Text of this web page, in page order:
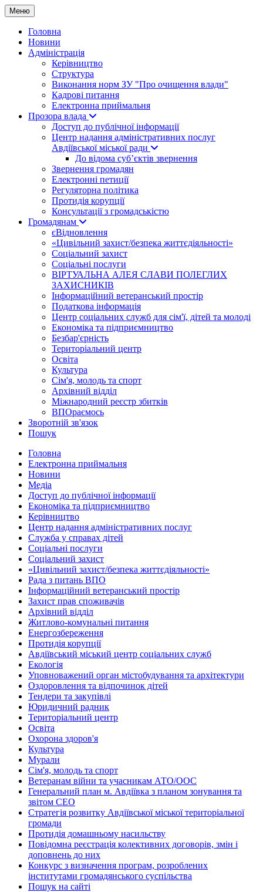
Меню
Головна
Новини
Адміністрація
Керівництво
Структура
Виконання норм ЗУ "Про очищення влади"
Кадрові питання
Електронна приймальня
Прозора влада
Доступ до публічної інформації
Центр надання адміністративних послуг
Авдіївської міської ради
До відома суб’єктів звернення
Звернення громадян
Електронні петиції
Регуляторна політика
Протидія корупції
Консультації з громадськістю
Громадянам
єВідновлення
«Цивільний захист/безпека життєдіяльності»
Соціальний захист
Соціальні послуги
ВІРТУАЛЬНА АЛЕЯ СЛАВИ ПОЛЕГЛИХ
ЗАХИСНИКІВ
Інформаційний ветеранський простір
Податкова інформація
Центр соціальних служб для сім'ї, дітей та молоді
Економіка та підприємництво
Безбар'єрність
Територіальний центр
Освіта
Культура
Сім'я, молодь та спорт
Архівний відділ
Міжнародний реєстр збитків
ВПОраємось
Зворотній зв'язок
Пошук
Головна
Електронна приймальня
Новини
Медіа
Доступ до публічної інформації
Економіка та підприємництво
Керівництво
Центр надання адміністративних послуг
Служба у справах дітей
Соціальні послуги
Соціальний захист
«Цивільний захист/безпека життєдіяльності»
Рада з питань ВПО
Інформаційний ветеранський простір
Захист прав споживачів
Архівний відділ
Житлово-комунальні питання
Енергозбереження
Протидія корупції
Авдіївський міський центр соціальних служб
Екологія
Уповноважений орган містобудування та архітектури
Оздоровлення та відпочинок дітей
Тендери та закупівлі
Юридичний радник
Територіальний центр
Освіта
Охорона здоров'я
Культура
Мурали
Сім'я, молодь та спорт
Ветеранам війни та учасникам АТО/ООС
Генеральний план м. Авдіївка з планом зонування та
звітом СЕО
Стратегія розвитку Авдіївської міської територіальної
громади
Протидія домашньому насильству
Повідомна реєстрація колективних договорів, змін і
доповнень до них
Конкурс з визначення програм, розроблених
інститутами громадянського суспільства
Пошук на сайті